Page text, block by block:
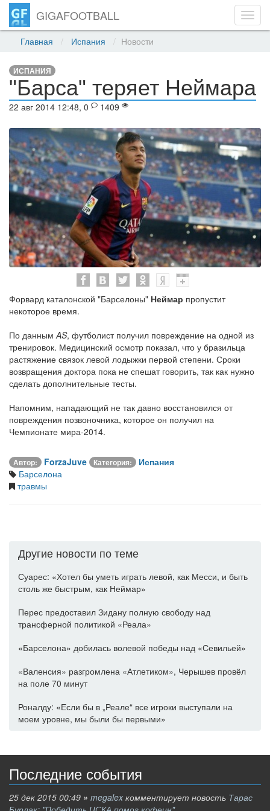
GIGAFOOTBALL
Главная Испания Новости
ИСПАНИЯ
"Барса" теряет Неймара
22 авг 2014 12:48, 0 1409
Форвард каталонской "Барселоны" Неймар пропустит
некоторое время.
По данным AS, футболист получил повреждение на одной из
тренировок. Медицинский осмотр показал, что у бразильца
растяжение связок левой лодыжки первой степени. Сроки
возвращения доктора пока не спешат говорить, так как нужно
сделать дополнительные тесты.
Напомним, нападающий не так давно восстановился от
повреждения позвоночника, которое он получил на
Чемпионате мира-2014.
Автор: ForzaJuve Категория:
Испания
Барселона
травмы
Другие новости по теме
Суарес: «Хотел бы уметь играть левой, как Месси, и быть
столь же быстрым, как Неймар»
Перес предоставил Зидану полную свободу над
трансферной политикой «Реала»
«Барселона» добилась волевой победы над «Севильей»
«Валенсия» разгромлена «Атлетиком», Черышев провёл
на поле 70 минут
Роналду: «Если бы в „Реале“ все игроки выступали на
моем уровне, мы были бы первыми»
Последние события
25 дек 2015 00:49 » megalex комментирует новость Тарас